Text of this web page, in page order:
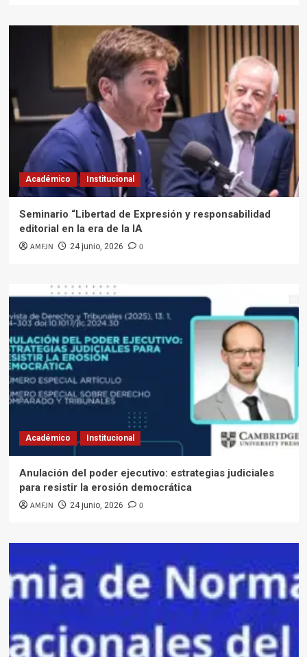
Académico Institucional
Seminario “Libertad de Expresión y responsabilidad
editorial en la era de la IA
AMFJN 24 junio, 2026 0
Académico Institucional
Anulación del poder ejecutivo: estrategias judiciales
para resistir la erosión democrática
AMFJN 24 junio, 2026 0